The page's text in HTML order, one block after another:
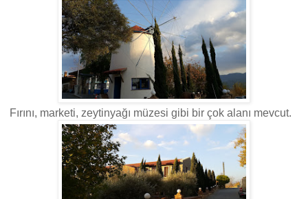
Fırını, marketi, zeytinyağı müzesi gibi bir çok alanı mevcut.